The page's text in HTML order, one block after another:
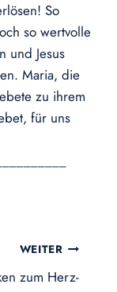
So
so wertvolle
und Jesus
Maria, die
zu ihrem
für uns
WEITER
zum Herz-